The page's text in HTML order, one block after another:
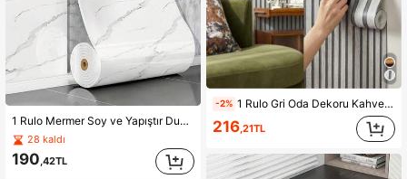
1 Rulo Mermer Soy ve Yapıştır Duvar Kağıdı, Lüks Beyaz Mermer Dokulu Duvar Kağıdı, Parlak Temas Kağıdı Çıkarılabilir Kendinden Yapışkanlı Duvar Kağıdı, Mutfak İçin Uygun, Su Geçirmez, Yağa Dayanıklı, Isıya Dayanıklı Mutfak Dekoru, Banyo, Duş, Oturma Odası, Modern İç Mekan Çok Amaçlı Dekoratif Çıkartma
28 kaldı
190 ,42TL
-2% 1 Rulo Gri Oda Dekoru Kahverengi Çizgili Duvar Kağıdı, PVC Kendinden Yapışkanlı Duvar Kağıdı, Modern Minimalist Çizgili Desenli Oda Dekorasyonu Yatak Odası Duvar Dekoru Anında Yapışan Çıkartma, Oturma Odası TV Arka Plan Duvarı, Yatak Odası, Çalışma Odası Duvar Kağıdı, Cadılar Bayramı Dekoru, Tatil Duvar Kağıdı İçin Uygun
216 ,21TL